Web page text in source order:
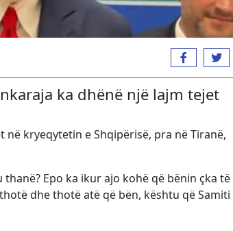
ka dhënë një lajm tejet
kryeqytetin e Shqipërisë, pra në Tiranë,
Epo ka ikur ajo kohë që bënin çka të
dhe thotë atë që bën, kështu që Samiti